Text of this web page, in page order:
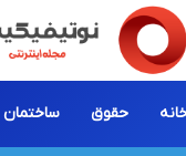
حقوق ساختمان